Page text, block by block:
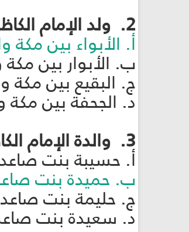
2. ولد الإمام الكاظم عليه السلام في:
أ. الأبواء بين
ب. الأبوار بين مكة
ج. البقيع بين مكة
د. الجحفة بين مكة
3. والدة الإمام الكاظم عليه السلام هي:
أ. حسيبة بنت
ب. حميدة بنت
ج. حليمة بنت
د. سعيدة بنت